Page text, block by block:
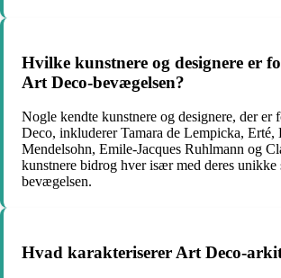
Hvilke kunstnere og designere er
Art Deco-bevægelsen?
Nogle kendte kunstnere og designere, der er
Deco, inkluderer Tamara de Lempicka, Erté,
Mendelsohn, Emile-Jacques Ruhlmann og
kunstnere bidrog hver især med deres unikke
bevægelsen.
Hvad karakteriserer Art Deco-